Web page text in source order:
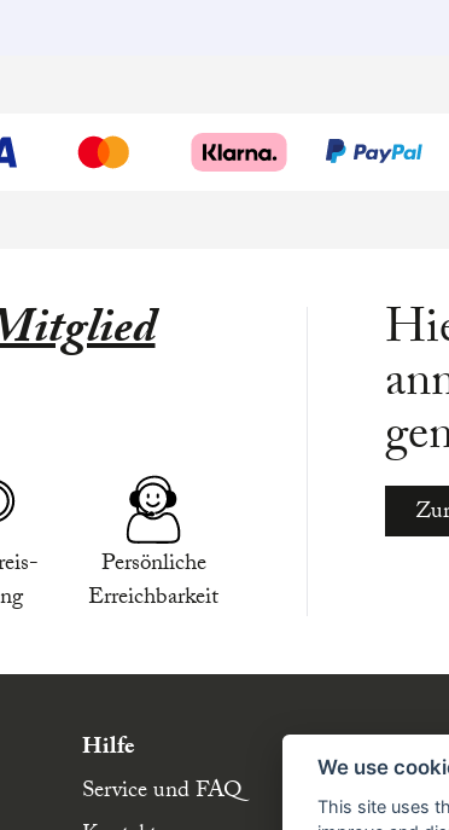
Persönliche
Erreichbarkeit
Hilfe
Service und FAQ
We use
This site uses